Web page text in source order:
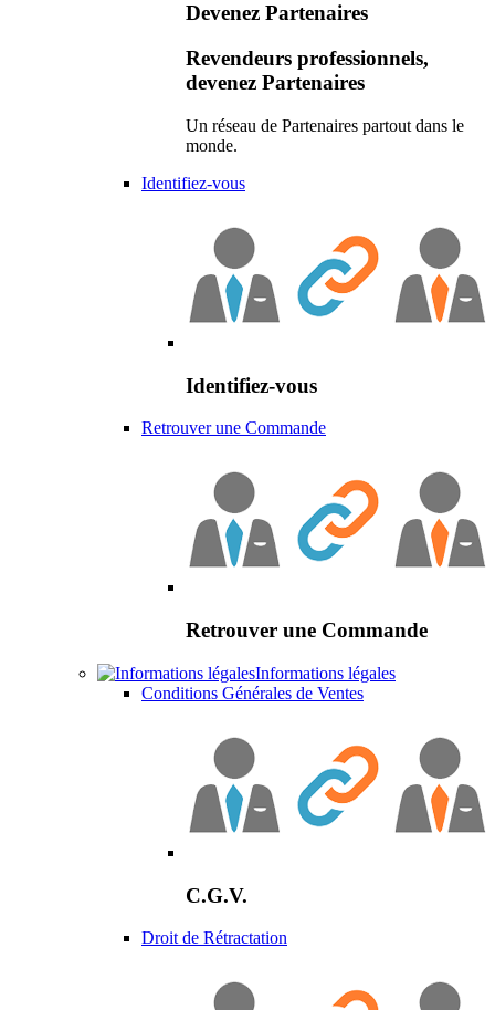
Devenez Partenaires
Revendeurs professionnels,
devenez Partenaires
Un réseau de Partenaires partout dans le
monde.
Identifiez-vous
Identifiez-vous
Retrouver une Commande
Retrouver une Commande
Informations légales
Conditions Générales de Ventes
C.G.V.
Droit de Rétractation